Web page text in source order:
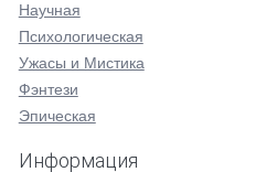
Научная
Психологическая
Ужасы и Мистика
Фэнтези
Эпическая
Информация